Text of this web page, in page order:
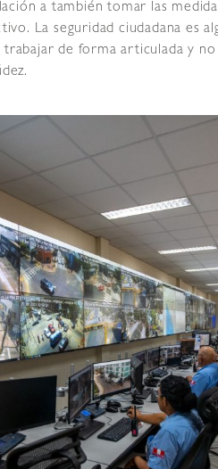
a también tomar las
La seguridad ciudadana es
de forma articulada y